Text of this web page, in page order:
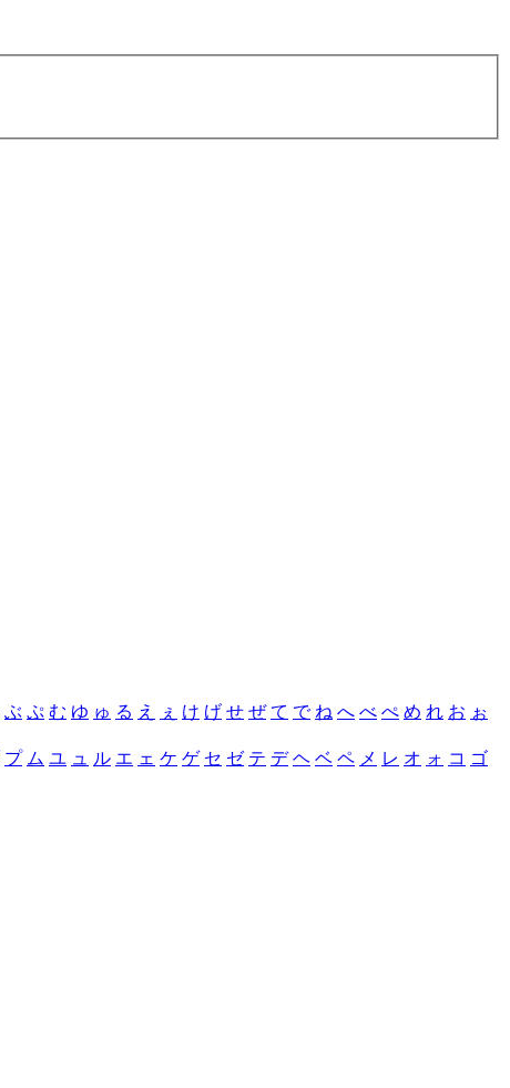
ぶ ぷ む ゆ ゅ る え ぇ け げ せ ぜ て で ね へ べ ぺ め れ お ぉ
プ ム ユ ュ ル エ ェ ケ ゲ セ ゼ テ デ ヘ ベ ペ メ レ オ ォ コ ゴ